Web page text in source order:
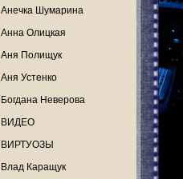
Анечка Шумарина
Анна Олицкая
Аня Полищук
Аня Устенко
Богдана Неверова
ВИДЕО
ВИРТУОЗЫ
Влад Каращук